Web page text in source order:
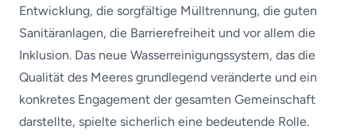
Entwicklung, die sorgfältige Mülltrennung, die guten
Sanitäranlagen, die Barrierefreiheit und vor allem die
Inklusion. Das neue Wasserreinigungssystem, das die
Qualität des Meeres grundlegend veränderte und ein
konkretes Engagement der gesamten Gemeinschaft
darstellte, spielte sicherlich eine bedeutende Rolle.